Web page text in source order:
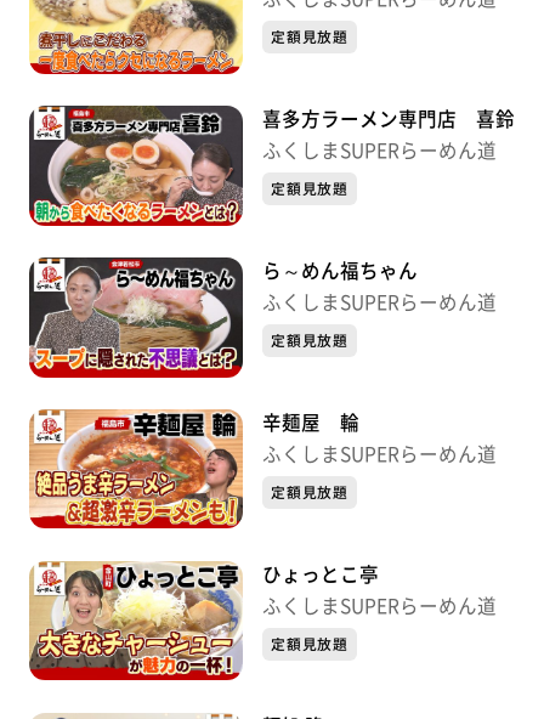
定額見放題
喜多方ラーメン専門店 喜鈴
ふくしまSUPERらーめん道
定額見放題
ら～めん福ちゃん
ふくしまSUPERらーめん道
定額見放題
辛麺屋 輪
ふくしまSUPERらーめん道
定額見放題
ひょっとこ亭
ふくしまSUPERらーめん道
定額見放題